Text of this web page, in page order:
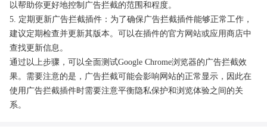
以帮助你更好地控制广告拦截的范围和程度。
5. 定期更新广告拦截插件：为了确保广告拦截插件能够正常工作，
建议定期检查并更新其版本。可以在插件的官方网站或应用商店中
查找更新信息。
通过以上步骤，可以全面测试Google Chrome浏览器的广告拦截效
果。需要注意的是，广告拦截可能会影响网站的正常显示，因此在
使用广告拦截插件时需要注意平衡隐私保护和浏览体验之间的关
系。